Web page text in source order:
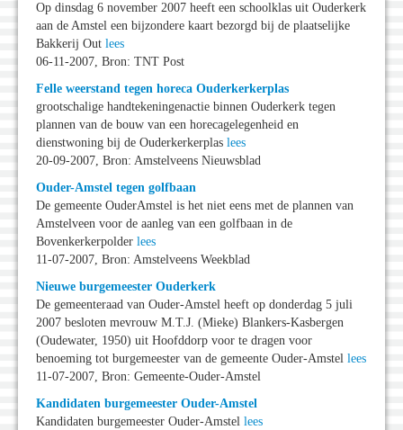
Op dinsdag 6 november 2007 heeft een schoolklas uit Ouderkerk
aan de Amstel een bijzondere kaart bezorgd bij de plaatselijke
Bakkerij Out lees
06-11-2007, Bron: TNT Post
Felle weerstand tegen horeca Ouderkerkerplas
grootschalige handtekeningenactie binnen Ouderkerk tegen
plannen van de bouw van een horecagelegenheid en
dienstwoning bij de Ouderkerkerplas lees
20-09-2007, Bron: Amstelveens Nieuwsblad
Ouder-Amstel tegen golfbaan
De gemeente OuderAmstel is het niet eens met de plannen van
Amstelveen voor de aanleg van een golfbaan in de
Bovenkerkerpolder lees
11-07-2007, Bron: Amstelveens Weekblad
Nieuwe burgemeester Ouderkerk
De gemeenteraad van Ouder-Amstel heeft op donderdag 5 juli
2007 besloten mevrouw M.T.J. (Mieke) Blankers-Kasbergen
(Oudewater, 1950) uit Hoofddorp voor te dragen voor
benoeming tot burgemeester van de gemeente Ouder-Amstel lees
11-07-2007, Bron: Gemeente-Ouder-Amstel
Kandidaten burgemeester Ouder-Amstel
Kandidaten burgemeester Ouder-Amstel lees